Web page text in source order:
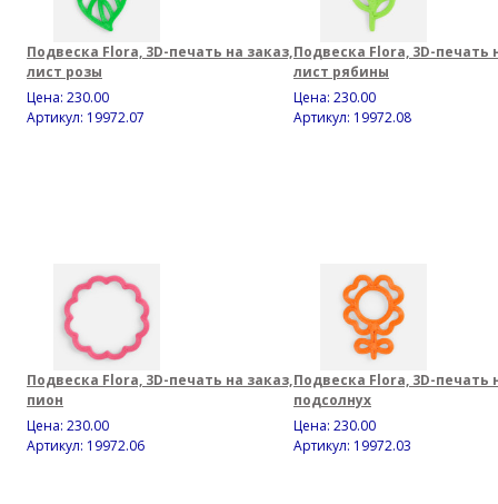
Подвеска Flora, 3D-печать на заказ,
лист розы
Цена: 230.00
Артикул: 19972.07
Подвеска Flora, 3D-печать
лист рябины
Цена: 230.00
Артикул: 19972.08
Подвеска Flora, 3D-печать на заказ,
пион
Цена: 230.00
Артикул: 19972.06
Подвеска Flora, 3D-печать
подсолнух
Цена: 230.00
Артикул: 19972.03